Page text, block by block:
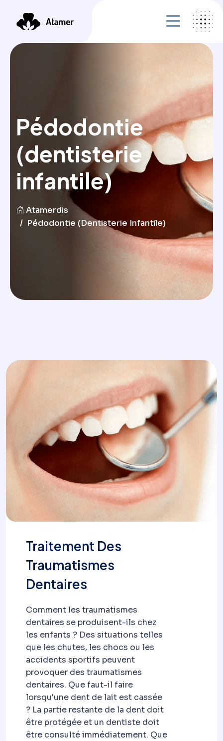
Pédodontie
(dentisterie
infantile)
Atamerdis
Pédodontie (dentisterie Infantile)
Traitement Des
Traumatismes
Dentaires
Comment les traumatismes
dentaires se produisent-ils chez
les enfants ? Des situations telles
que les chutes, les chocs ou les
accidents sportifs peuvent
provoquer des traumatismes
dentaires. Que faut-il faire
lorsqu'une dent de lait est cassée
? La partie restante de la dent doit
être protégée et un dentiste doit
être consulté immédiatement. Que